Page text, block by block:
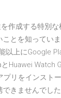
作成する特別
とを知ってい
以上にGoogle
Huawei Watch
リをインスト
きませんでし